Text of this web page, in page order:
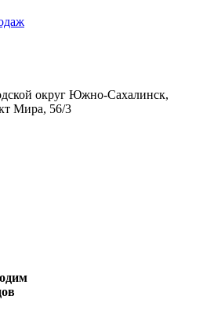
округ Южно-Сахалинск,
Мира, 56/3